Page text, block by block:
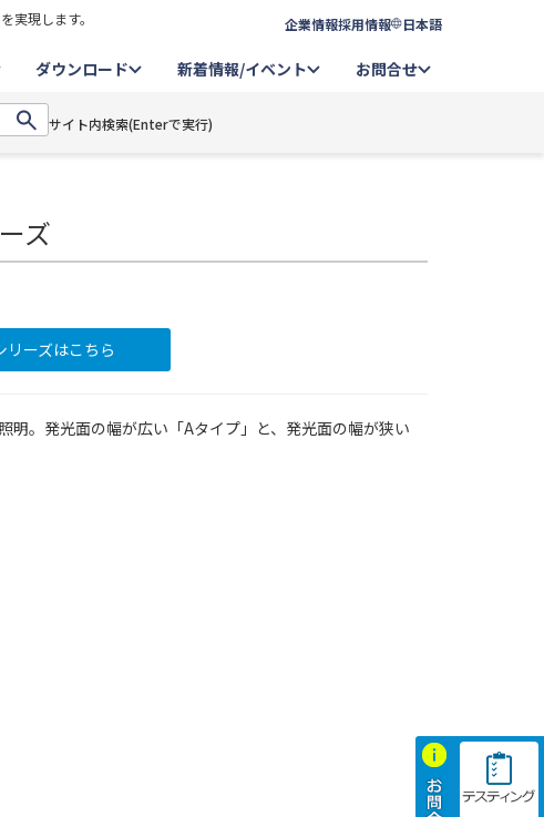
実現します。 企業情報採用情報 日本語
ダウンロード 新着情報/イベント お問合せ
サイト内検索(Enterで実行)
ズ
リーズはこちら
明。発光面の幅が広い「Aタイプ」と、発光面の幅が狭い